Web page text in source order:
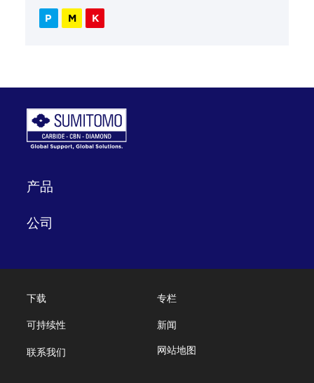
P M K
产品
公司
下载
可持续性
联系我们
专栏
新闻
网站地图